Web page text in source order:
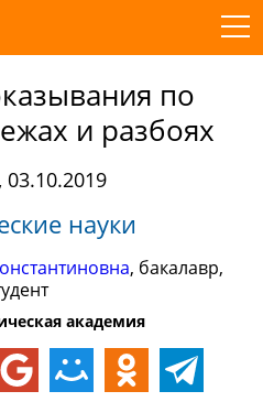
по
и разбоях
, 03.10.2019
науки
, бакалавр,
академия